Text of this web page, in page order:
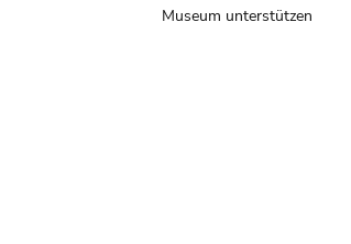
Museum unterstützen